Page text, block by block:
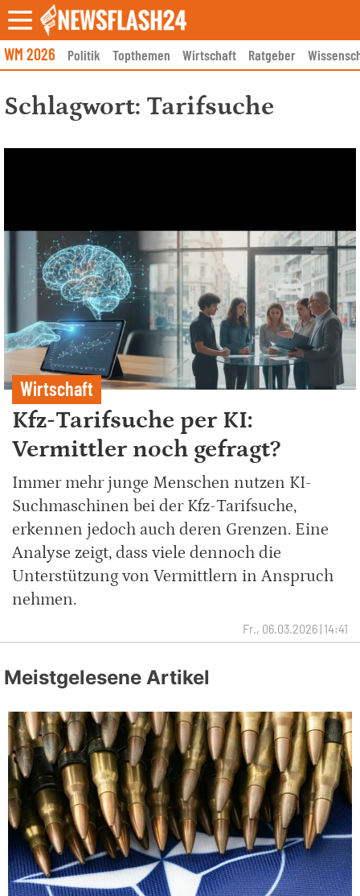
Skip
to
content
WM 2026 Politik Topthemen Wirtschaft Ratgeber
Schlagwort: Tarifsuche
Wirtschaft
Kfz-Tarifsuche per KI:
Vermittler noch gefragt?
Immer mehr junge Menschen nutzen KI-
Suchmaschinen bei der Kfz-Tarifsuche,
erkennen jedoch auch deren Grenzen. Eine
Analyse zeigt, dass viele dennoch die
Unterstützung von Vermittlern in Anspruch
nehmen.
Fr., 06.03.2026 | 14:41
Meistgelesene Artikel